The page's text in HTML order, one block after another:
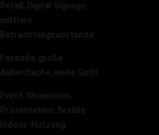
Retail, Digital Signage,
mittlere
Betrachtungsabstände
Fassade, große
Außenfläche, weite Sicht
Event, Showroom,
Präsentation, flexible
Indoor-Nutzung